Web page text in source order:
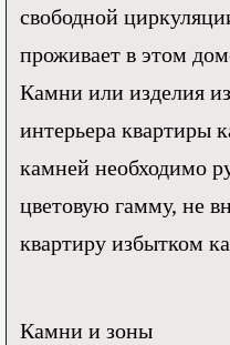
свободной
проживает в этом
Камни или изделия
интерьера квартиры
камней необходимо
цветовую гамму, не
квартиру избытком
Камни и зоны